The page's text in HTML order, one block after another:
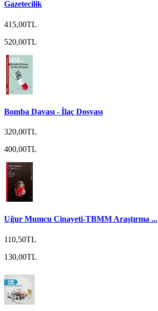
Gazetecilik
415,00TL
520,00TL
Bomba Davası - İlaç Dosyası
320,00TL
400,00TL
Uğur Mumcu Cinayeti-TBMM Araştırma ...
110,50TL
130,00TL